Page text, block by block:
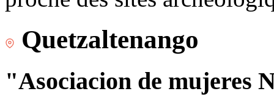
Quetzaltenango
"Asociacion de mujeres